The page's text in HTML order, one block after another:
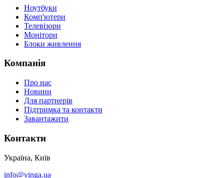
Ноутбуки
Комп'ютери
Телевізори
Монітори
Блоки живлення
Компанія
Про нас
Новини
Для партнерів
Підтримка та контакти
Завантажити
Контакти
Україна, Київ
info@vinga.ua